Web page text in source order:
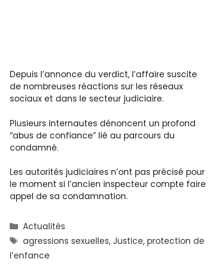
Depuis l’annonce du verdict, l’affaire suscite
de nombreuses réactions sur les réseaux
sociaux et dans le secteur judiciaire.
Plusieurs internautes dénoncent un profond
“abus de confiance” lié au parcours du
condamné.
Les autorités judiciaires n’ont pas précisé pour
le moment si l’ancien inspecteur compte faire
appel de sa condamnation.
Catégories
Actualités
Étiquettes
agressions sexuelles, Justice, protection de
l’enfance